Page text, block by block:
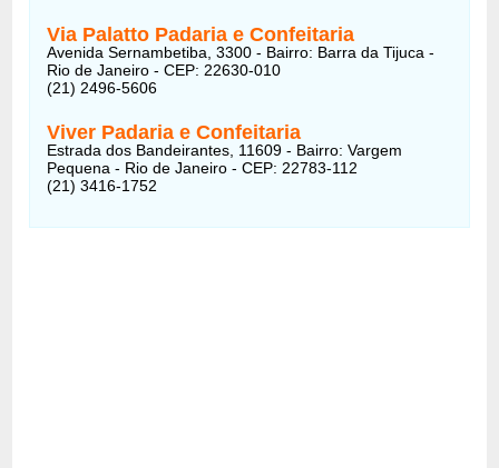
Via Palatto Padaria e Confeitaria
Avenida Sernambetiba, 3300 - Bairro: Barra da Tijuca -
Rio de Janeiro - CEP: 22630-010
(21) 2496-5606
Viver Padaria e Confeitaria
Estrada dos Bandeirantes, 11609 - Bairro: Vargem
Pequena - Rio de Janeiro - CEP: 22783-112
(21) 3416-1752